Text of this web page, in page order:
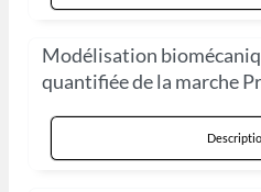
Modélisation
quantifiée de la marche